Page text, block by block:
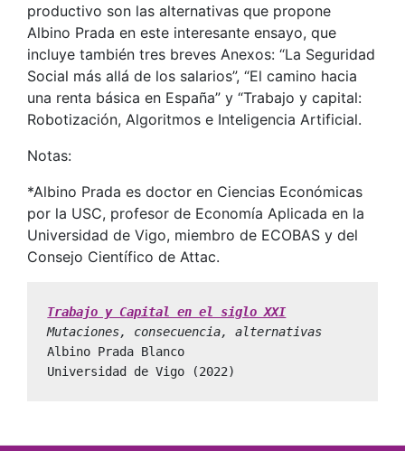
productivo son las alternativas que propone
Albino Prada en este interesante ensayo, que
incluye también tres breves Anexos: “La Seguridad
Social más allá de los salarios”, “El camino hacia
una renta básica en España” y “Trabajo y capital:
Robotización, Algoritmos e Inteligencia Artificial.
Notas:
*Albino Prada es doctor en Ciencias Económicas
por la USC, profesor de Economía Aplicada en la
Universidad de Vigo, miembro de ECOBAS y del
Consejo Científico de Attac.
Trabajo y Capital en el siglo XXI
Mutaciones, consecuencia, alternativas
Albino Prada Blanco
Universidad de Vigo (2022)